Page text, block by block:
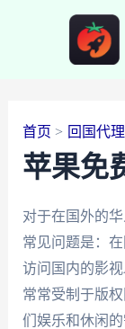
首页 回国代
苹果免
对于在国外的
常见问题是：
访问国内的影视
常常受制于版
们娱乐和休闲